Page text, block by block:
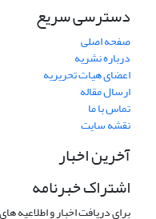
دسترسی سریع
صفحه اصلی
درباره نشریه
اعضای هیات تحریریه
ارسال مقاله
تماس با ما
نقشه سایت
آخرین اخبار
اشتراک خبرنامه
برای دریافت اخبار و اطلاعیه